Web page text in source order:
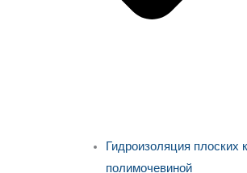
Гидроизоляция плоских
полимочевиной